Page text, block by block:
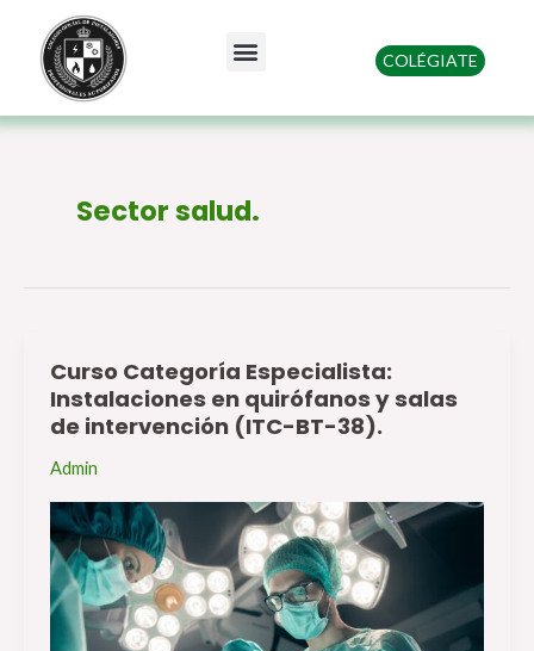
contenido
Menu COLÉGIATE
Sector salud.
Curso Categoría Especialista:
Instalaciones en quirófanos y salas
de intervención (ITC-BT-38).
Admin
Curso
Categoría
Especialista:
Instalaciones
en
quirófanos
y
salas